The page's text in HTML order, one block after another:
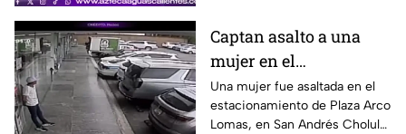
Captan asalto a una
mujer en el
estacionamiento de
Plaza Arco Lomas
Una mujer fue asaltada en el
estacionamiento de Plaza Arco
Lomas, en San Andrés Cholula.